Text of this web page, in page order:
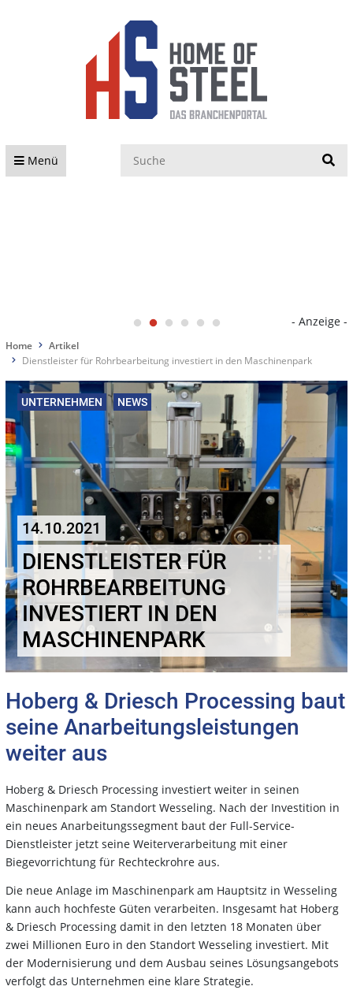
Menü
- Anzeige -
Home
Artikel
Dienstleister für Rohrbearbeitung investiert in den Maschinenpark
UNTERNEHMEN NEWS
14.10.2021
DIENSTLEISTER FÜR
ROHRBEARBEITUNG
INVESTIERT IN DEN
MASCHINENPARK
Hoberg & Driesch Processing baut
seine Anarbeitungsleistungen
weiter aus
Hoberg & Driesch Processing investiert weiter in seinen
Maschinenpark am Standort Wesseling. Nach der Investition in
ein neues Anarbeitungssegment baut der Full-Service-
Dienstleister jetzt seine Weiterverarbeitung mit einer
Biegevorrichtung für Rechteckrohre aus.
Die neue Anlage im Maschinenpark am Hauptsitz in Wesseling
kann auch hochfeste Güten verarbeiten. Insgesamt hat Hoberg
& Driesch Processing damit in den letzten 18 Monaten über
zwei Millionen Euro in den Standort Wesseling investiert. Mit
der Modernisierung und dem Ausbau seines Lösungsangebots
verfolgt das Unternehmen eine klare Strategie.